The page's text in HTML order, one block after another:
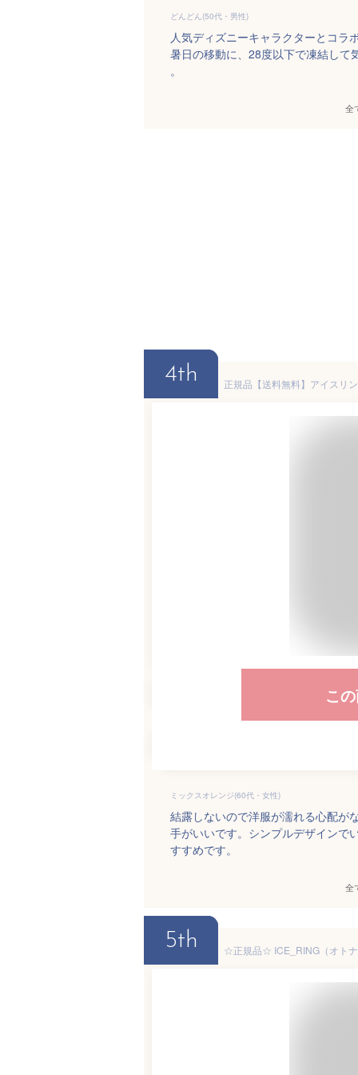
どんどん(50代・男性)
人気ディズニーキャラクターとコラ
暑日の移動に、28度以下で凍結して
。
全
4th
こ
ミックスオレンジ(60代・女性)
結露しないので洋服が濡れる心配が
手がいいです。シンプルデザインで
すすめです。
全
5th